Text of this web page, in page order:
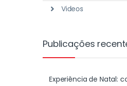
Videos
Publicações
Experiência de Natal: